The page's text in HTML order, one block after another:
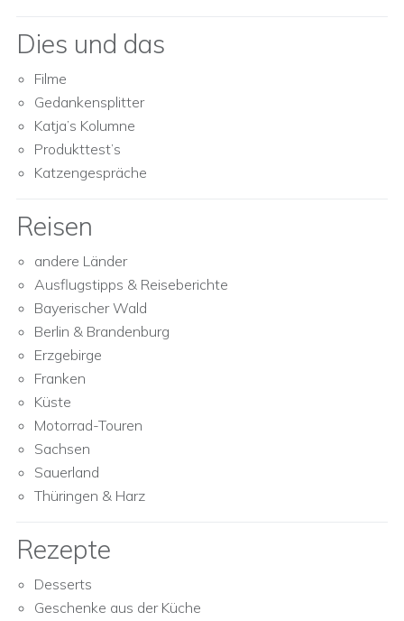
Dies und das
Filme
Gedankensplitter
Katja’s Kolumne
Produkttest’s
Katzengespräche
Reisen
andere Länder
Ausflugstipps & Reiseberichte
Bayerischer Wald
Berlin & Brandenburg
Erzgebirge
Franken
Küste
Motorrad-Touren
Sachsen
Sauerland
Thüringen & Harz
Rezepte
Desserts
Geschenke aus der Küche